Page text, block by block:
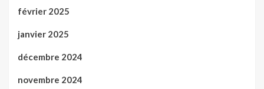
février 2025
janvier 2025
décembre 2024
novembre 2024